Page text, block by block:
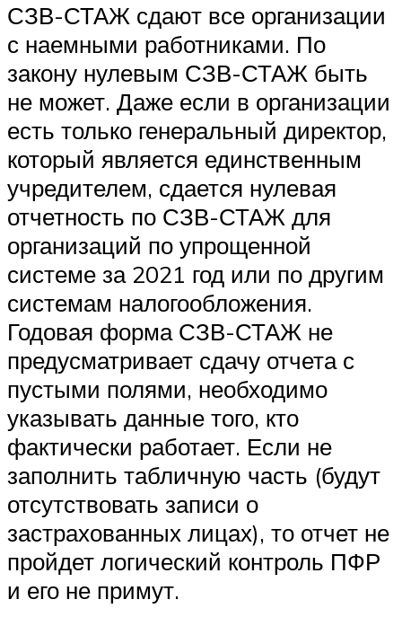
СЗВ-СТАЖ сдают все организации
с наемными работниками. По
закону нулевым СЗВ-СТАЖ быть
не может. Даже если в организации
есть только генеральный директор,
который является единственным
учредителем, сдается нулевая
отчетность по СЗВ-СТАЖ для
организаций по упрощенной
системе за 2021 год или по другим
системам налогообложения.
Годовая форма СЗВ-СТАЖ не
предусматривает сдачу отчета с
пустыми полями, необходимо
указывать данные того, кто
фактически работает. Если не
заполнить табличную часть (будут
отсутствовать записи о
застрахованных лицах), то отчет не
пройдет логический контроль ПФР
и его не примут.